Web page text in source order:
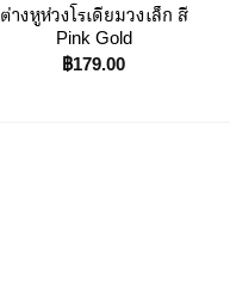
ต่างหูห่วงโรเดียมวงเล็ก สี
Pink Gold
฿179.00